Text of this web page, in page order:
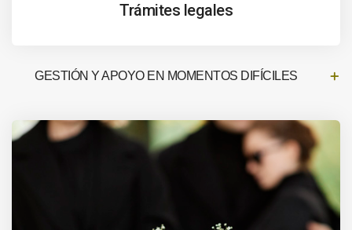
Trámites legales
GESTIÓN Y APOYO EN MOMENTOS DIFÍCILES